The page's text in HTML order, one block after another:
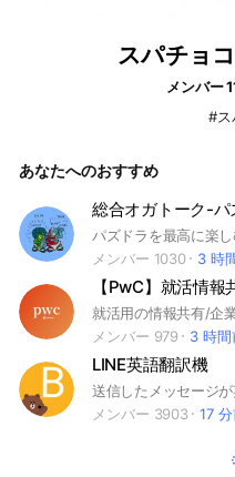
スパチョ
メンバー
#ス
あなたへのおすすめ
総合オガトーク-パ
メンバー 1030
3 時
【PwC】就活情
メンバー 979
3 時間
LINE英語翻訳機
メンバー 3903
17